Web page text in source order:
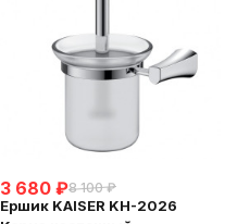
3 680 ₽8 100 ₽
Ершик KAISER KH-2026